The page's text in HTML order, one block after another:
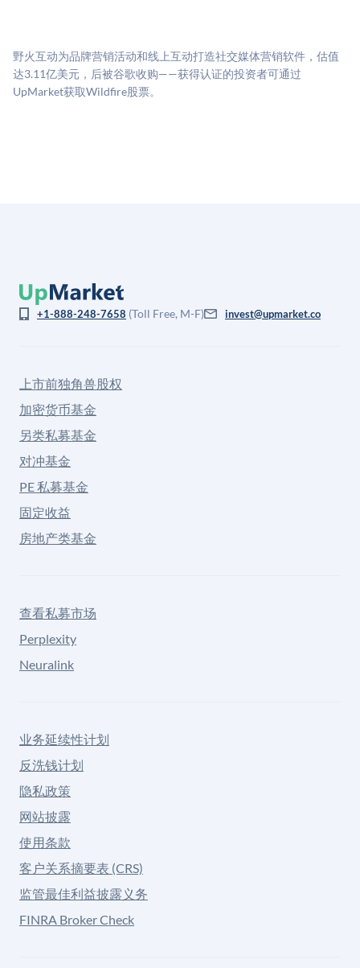
司可比倍数应用私有公司折扣，以反映流动性不足和信
息不对称。此估值不构成投资建议，可能与实际交易价
野火互动为品牌营销活动和线上互动打造社交媒体营销软件，估值
达3.11亿美元，后被谷歌收购——获得认证的投资者可通过
UpMarket获取Wildfire股票。
+1-888-248-7658 (Toll Free, M-F) invest@upmarket.co
上市前独角兽股权
加密货币基金
另类私募基金
对冲基金
PE 私募基金
固定收益
房地产类基金
查看私募市场
Perplexity
Neuralink
业务延续性计划
反洗钱计划
隐私政策
网站披露
使用条款
客户关系摘要表 (CRS)
监管最佳利益披露义务
FINRA Broker Check